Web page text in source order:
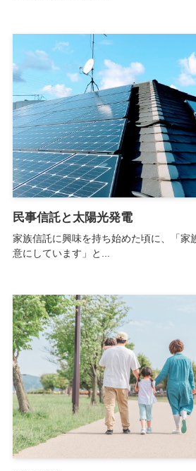
民事信託と太陽光発電
家族信託に興味を持ち始めた頃に、「家
意にしています」と...